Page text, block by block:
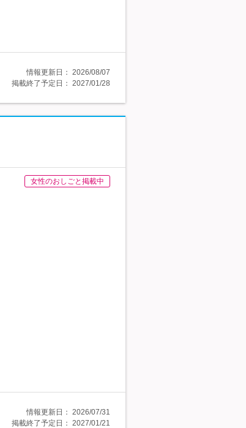
情報更新日： 2026/08/07
掲載終了予定日： 2027/01/28
女性のおしごと掲載中
情報更新日： 2026/07/31
掲載終了予定日： 2027/01/21